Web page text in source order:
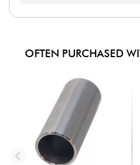
OFTEN PURCHASED